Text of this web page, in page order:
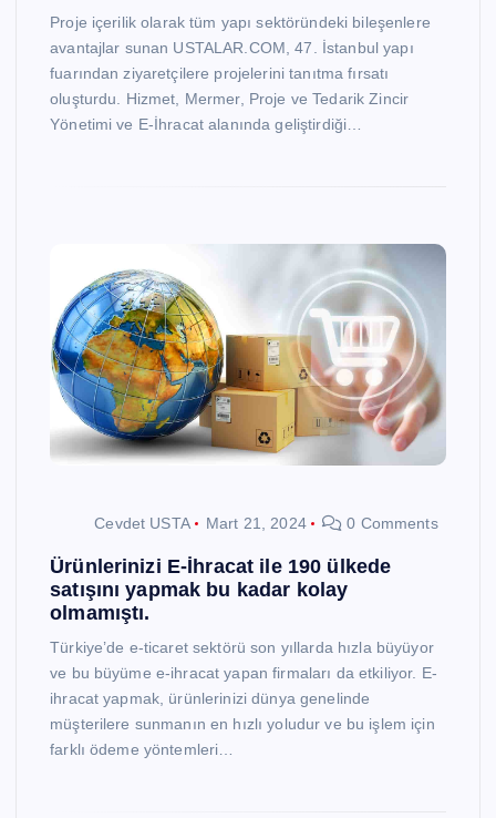
Proje içerilik olarak tüm yapı sektöründeki bileşenlere
avantajlar sunan USTALAR.COM, 47. İstanbul yapı
fuarından ziyaretçilere projelerini tanıtma fırsatı
oluşturdu. Hizmet, Mermer, Proje ve Tedarik Zincir
Yönetimi ve E-İhracat alanında geliştirdiği…
Cevdet USTA Mart 21, 2024 0 Comments
Ürünlerinizi E-İhracat ile 190 ülkede
satışını yapmak bu kadar kolay
olmamıştı.
Türkiye’de e-ticaret sektörü son yıllarda hızla büyüyor
ve bu büyüme e-ihracat yapan firmaları da etkiliyor. E-
ihracat yapmak, ürünlerinizi dünya genelinde
müşterilere sunmanın en hızlı yoludur ve bu işlem için
farklı ödeme yöntemleri…